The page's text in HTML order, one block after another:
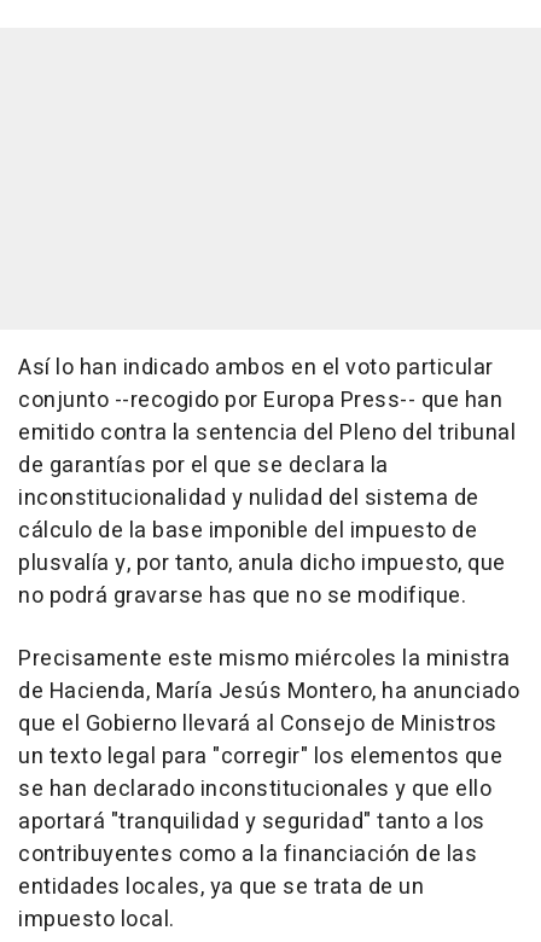
Así lo han indicado ambos en el voto particular
conjunto --recogido por Europa Press-- que han
emitido contra la sentencia del Pleno del tribunal
de garantías por el que se declara la
inconstitucionalidad y nulidad del sistema de
cálculo de la base imponible del impuesto de
plusvalía y, por tanto, anula dicho impuesto, que
no podrá gravarse has que no se modifique.
Precisamente este mismo miércoles la ministra
de Hacienda, María Jesús Montero, ha anunciado
que el Gobierno llevará al Consejo de Ministros
un texto legal para "corregir" los elementos que
se han declarado inconstitucionales y que ello
aportará "tranquilidad y seguridad" tanto a los
contribuyentes como a la financiación de las
entidades locales, ya que se trata de un
impuesto local.